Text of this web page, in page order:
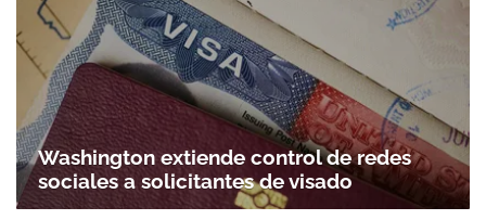
Washington extiende control de redes
sociales a solicitantes de visado